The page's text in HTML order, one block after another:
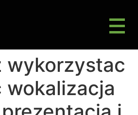
wykorzystac
wokalizacja